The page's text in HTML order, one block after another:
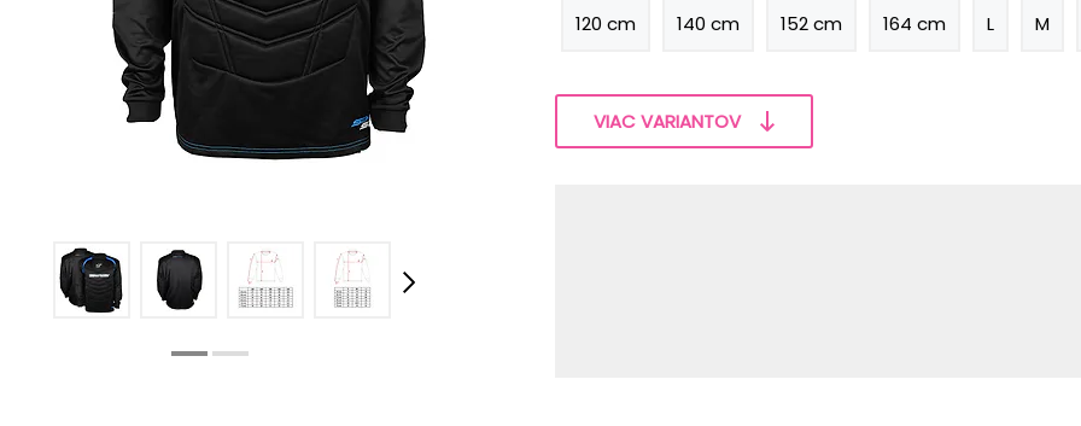
120 cm
140 cm 152 cm 164 cm L M
VIAC VARIANTOV